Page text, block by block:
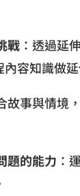
戰 ：透過延
容知識做延
故事與情境
題的能力 ：